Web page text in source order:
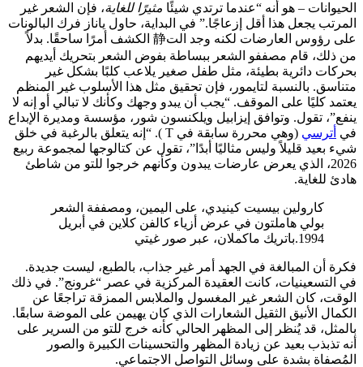
الحيوانات – هو أنه “عندما ترتدي شيئًا مثيرًا للغاية، فإن الشعر غير
المرتب يجعل هذا أقل إزعاجًا.” في البداية، حاول ياناز فرك البالونات
على رؤوس العارضات لكنه وجد الت静 الكشف أمرًا ساحقًا. بدلاً
من ذلك، قام مصففو الشعر ببساطة بفوض الشعر بتحريك أيديهم
بحركات دائرية بطيئة، مثل طفل صغير يلاعب كلبًا بشكل غير
متناسق. بالنسبة لتايمور، فإن تحقيق مثل هذا الأسلوب غير المنظم
يعتمد كليًا على الموقف. “يجب أن يبدو وجهك وكأنك لا تبالي أو إنه لا
ينفع”، تقول. وتوافق إيزابيل ويلكنسون شور، مؤسسة ومديرة الإبداع
في أترسي (وهي محررة سابقة في T
). “إنه يتعلق بالرغبة في خلق
شيء بعيد قليلاً وليس مثاليًا أبدًا”، تقول عن كتالوجها لمجموعة ربيع
2026، الذي يعرض عارضات يبدون وكأنهم خرجوا للتو من شاطئ
هادئ للغاية.
كارولين بيسيت كينيدي، على اليمين، ومصففة الشعر
بولي هاملتون في عرض أزياء كالفن كلاين في أبريل
1994. باتريك ماكملان، عبر صور غيتي
فكرة أن المبالغة في الجهد أمر غير جذاب، بالطبع، ليست جديدة.
في التسعينيات، كانت العقيدة المركزية في عصر “غرونج”. في ذلك
الوقت، كان الشعر غير المغسول والملابس الممزقة تراجعًا عن
الكمال الأنيق الثقيل الشعارات الذي كان يهيمن على الموضة سابقًا.
بالمثل، قد يُنظر إلى المظهر الحالي كأنه خرج للتو من السرير على
أنه تذبذب بعيد عن زيادة المظهر والتحسينات الكبيرة والصور
المُصفاة بشدة على وسائل التواصل الاجتماعي.